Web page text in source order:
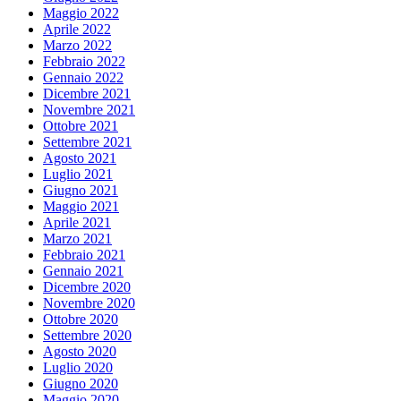
Maggio 2022
Aprile 2022
Marzo 2022
Febbraio 2022
Gennaio 2022
Dicembre 2021
Novembre 2021
Ottobre 2021
Settembre 2021
Agosto 2021
Luglio 2021
Giugno 2021
Maggio 2021
Aprile 2021
Marzo 2021
Febbraio 2021
Gennaio 2021
Dicembre 2020
Novembre 2020
Ottobre 2020
Settembre 2020
Agosto 2020
Luglio 2020
Giugno 2020